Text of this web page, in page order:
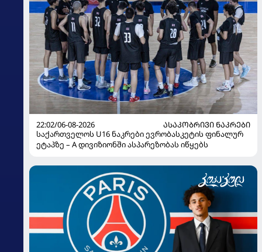
22:02/06-08-2026
ᲐᲡᲐᲙᲝᲑᲠᲘᲕᲘ ᲜᲐᲙᲠᲔᲑᲘ
საქართველოს U16 ნაკრები ევრობასკეტის ფინალურ
ეტაპზე – A დივიზიონში ასპარეზობას იწყებს